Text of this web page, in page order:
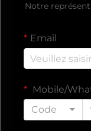
Notre
Email
Mobile/
Code